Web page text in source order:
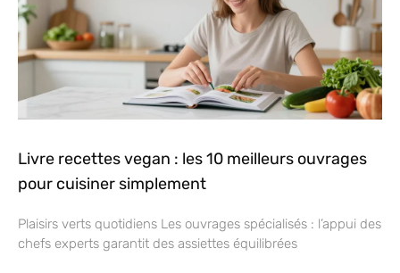
Livre recettes vegan : les 10 meilleurs ouvrages
pour cuisiner simplement
Plaisirs verts quotidiens Les ouvrages spécialisés : l’appui des
chefs experts garantit des assiettes équilibrées